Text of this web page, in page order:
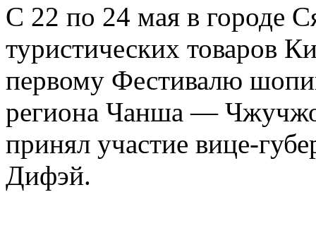
С 22 по 24 мая в городе
туристических товаров
первому Фестивалю
региона Чанша —
принял участие вице-
Дифэй.